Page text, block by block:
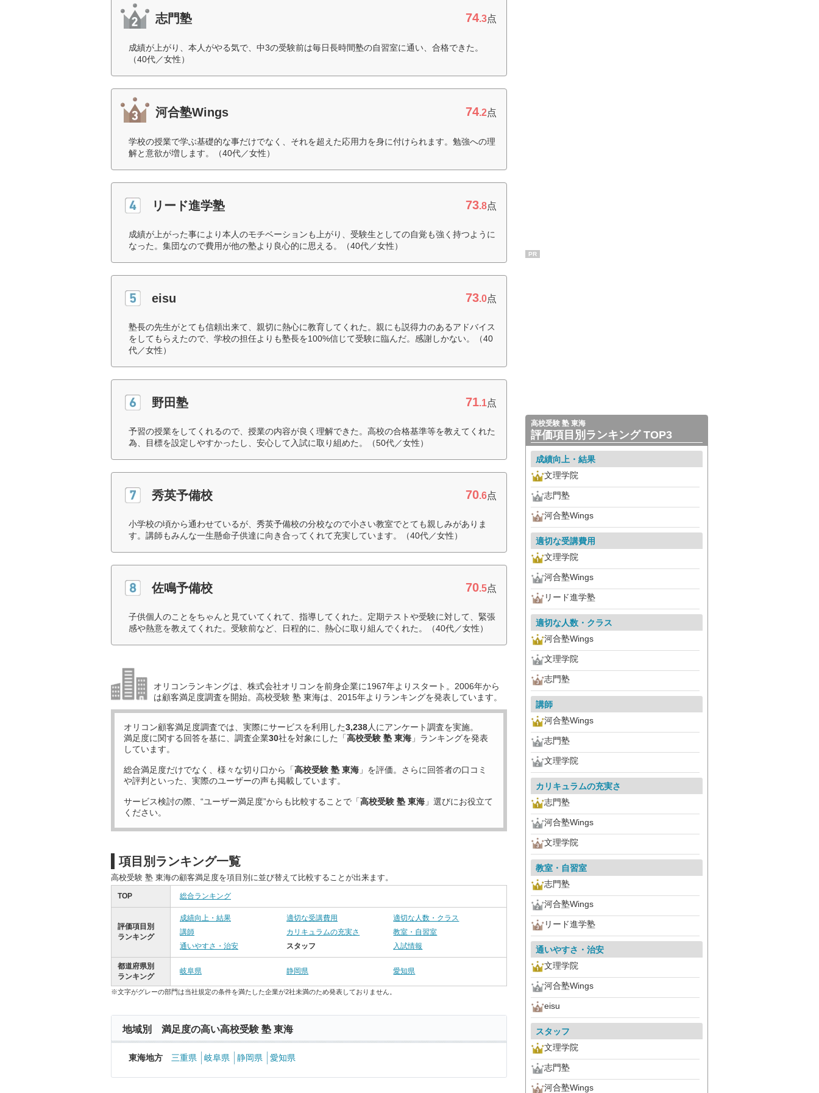
志門塾 74.3点
成績が上がり、本人がやる気で、中3の受験前は毎日長時間塾の自習室に通い、合格できた。
（40代／女性）
河合塾Wings 74.2点
学校の授業で学ぶ基礎的な事だけでなく、それを超えた応用力を身に付けられます。勉強への理
解と意欲が増します。（40代／女性）
リード進学塾 73.8点
成績が上がった事により本人のモチベーションも上がり、受験生としての自覚も強く持つように
なった。集団なので費用が他の塾より良心的に思える。（40代／女性）
eisu 73.0点
塾長の先生がとても信頼出来て、親切に熱心に教育してくれた。親にも説得力のあるアドバイス
をしてもらえたので、学校の担任よりも塾長を100%信じて受験に臨んだ。感謝しかない。（40
代／女性）
野田塾 71.1点
予習の授業をしてくれるので、授業の内容が良く理解できた。高校の合格基準等を教えてくれた
為、目標を設定しやすかったし、安心して入試に取り組めた。（50代／女性）
秀英予備校 70.6点
小学校の頃から通わせているが、秀英予備校の分校なので小さい教室でとても親しみがありま
す。講師もみんな一生懸命子供達に向き合ってくれて充実しています。（40代／女性）
佐鳴予備校 70.5点
子供個人のことをちゃんと見ていてくれて、指導してくれた。定期テストや受験に対して、緊張
感や熱意を教えてくれた。受験前など、日程的に、熱心に取り組んでくれた。（40代／女性）
オリコンランキングは、株式会社オリコンを前身企業に1967年よりスタート。2006年から
は顧客満足度調査を開始。高校受験 塾 東海は、2015年よりランキングを発表しています。
オリコン顧客満足度調査では、実際にサービスを利用した3,238人にアンケート調査を実施。
満足度に関する回答を基に、調査企業30社を対象にした「高校受験 塾 東海 」ランキングを発表
しています。
総合満足度だけでなく、様々な切り口から「高校受験 塾 東海 」を評価。さらに回答者の口コミ
や評判といった、実際のユーザーの声も掲載しています。
サービス検討の際、“ユーザー満足度”からも比較することで「高校受験 塾 東海 」選びにお役立て
ください。
項目別ランキング一覧
高校受験 塾 東海の顧客満足度を項目別に並び替えて比較することが出来ます。
TOP 総合ランキング
評価項目別
ランキング
成績向上・結果 適切な受講費用
適切な人数・クラス
講師
カリキュラムの充実さ
教室・自習室
通いやすさ・治安
スタッフ 入試情報
都道府県別
ランキング
岐阜県 静岡県 愛知県
※文字がグレーの部門は当社規定の条件を満たした企業が2社未満のため発表しておりません。
地域別 満足度の高い高校受験 塾 東海
東海地方 三重県 岐阜県 静岡県 愛知県
PR
高校受験 塾 東海
評価項目別ランキング TOP3
成績向上・結果
文理学院
志門塾
河合塾Wings
適切な受講費用
文理学院
河合塾Wings
リード進学塾
適切な人数・クラス
河合塾Wings
文理学院
志門塾
講師
河合塾Wings
志門塾
文理学院
カリキュラムの充実さ
志門塾
河合塾Wings
文理学院
教室・自習室
志門塾
河合塾Wings
リード進学塾
通いやすさ・治安
文理学院
河合塾Wings
eisu
スタッフ
文理学院
志門塾
河合塾Wings